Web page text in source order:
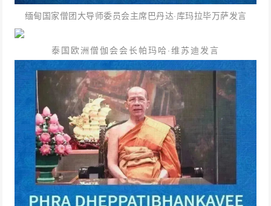
缅甸国家僧团大导师委员会主席巴丹达·库玛拉毕万萨发言
泰国欧洲僧伽会会长帕玛哈·维苏迪发言